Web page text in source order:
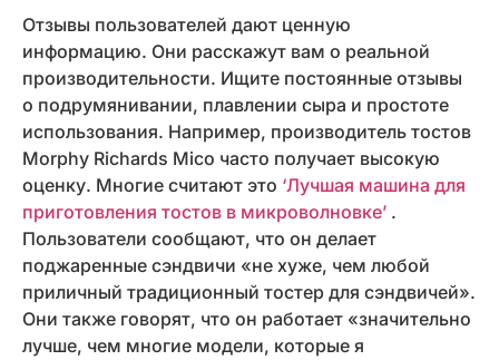
Отзывы пользователей дают ценную
информацию. Они расскажут вам о реальной
производительности. Ищите постоянные отзывы
о подрумянивании, плавлении сыра и простоте
использования. Например, производитель тостов
Morphy Richards Mico часто получает высокую
оценку. Многие считают это ‘Лучшая машина для
приготовления тостов в микроволновке’ .
Пользователи сообщают, что он делает
поджаренные сэндвичи «не хуже, чем любой
приличный традиционный тостер для сэндвичей».
Они также говорят, что он работает «значительно
лучше, чем многие модели, которые я